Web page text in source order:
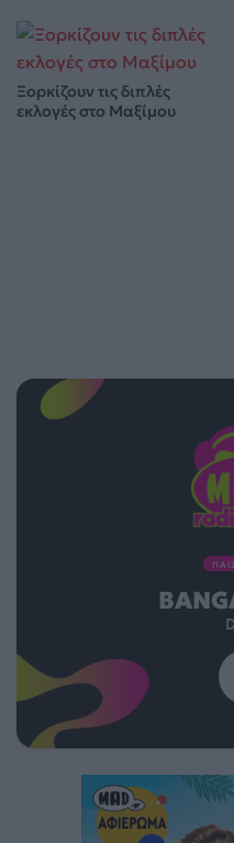
Ξορκίζουν τις διπλές
εκλογές στο Μαξίμου